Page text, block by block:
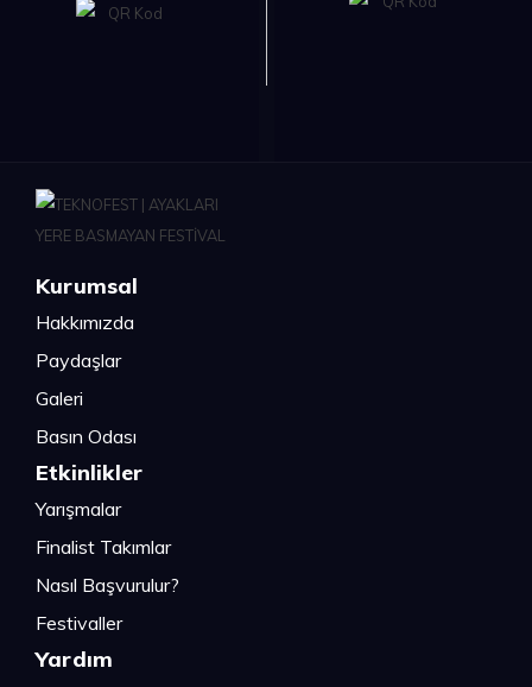
Kurumsal
Hakkımızda
Paydaşlar
Galeri
Basın Odası
Etkinlikler
Yarışmalar
Finalist Takımlar
Nasıl Başvurulur?
Festivaller
Yardım